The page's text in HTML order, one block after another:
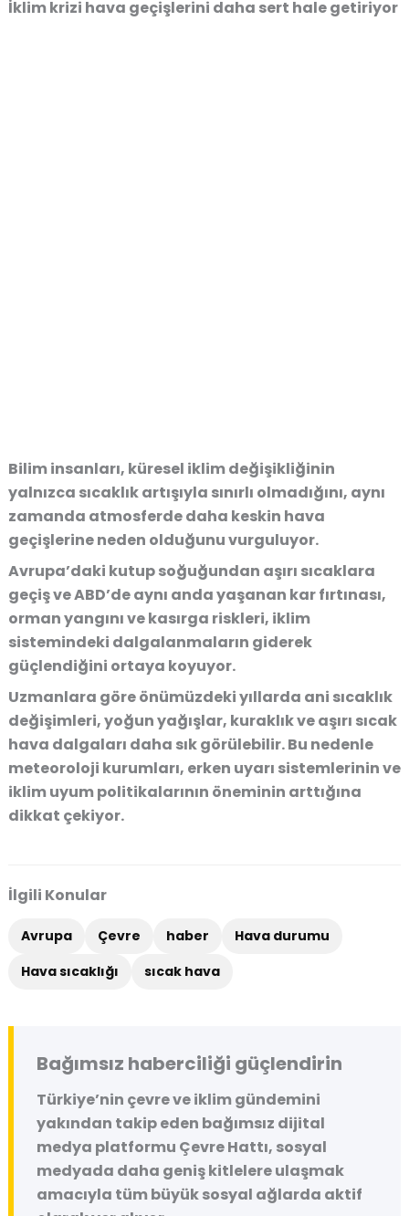
İklim krizi hava geçişlerini daha sert hale getiriyor
Bilim insanları, küresel iklim değişikliğinin
yalnızca sıcaklık artışıyla sınırlı olmadığını, aynı
zamanda atmosferde daha keskin hava
geçişlerine neden olduğunu vurguluyor.
Avrupa’daki kutup soğuğundan aşırı sıcaklara
geçiş ve ABD’de aynı anda yaşanan kar fırtınası,
orman yangını ve kasırga riskleri, iklim
sistemindeki dalgalanmaların giderek
güçlendiğini ortaya koyuyor.
Uzmanlara göre önümüzdeki yıllarda ani sıcaklık
değişimleri, yoğun yağışlar, kuraklık ve aşırı sıcak
hava dalgaları daha sık görülebilir. Bu nedenle
meteoroloji kurumları, erken uyarı sistemlerinin ve
iklim uyum politikalarının öneminin arttığına
dikkat çekiyor.
İlgili Konular
Avrupa Çevre haber
Hava durumu
Hava sıcaklığı
sıcak hava
Bağımsız haberciliği güçlendirin
Türkiye’nin çevre ve iklim gündemini
yakından takip eden bağımsız dijital
medya platformu Çevre Hattı, sosyal
medyada daha geniş kitlelere ulaşmak
amacıyla tüm büyük sosyal ağlarda aktif